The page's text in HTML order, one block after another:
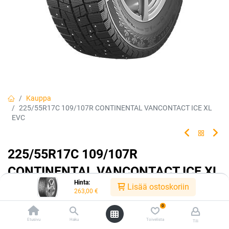
Hinta:
263,00 € Lisää ostoskoriin
Etusivu Haku
0
Toivelista Tili
Kauppa
225/55R17C 109/107R CONTINENTAL VANCONTACT ICE XL
EVC
225/55R17C 109/107R
CONTINENTAL VANCONTACT ICE XL
4019238028874 Tuotekoodi:219020
263,00€